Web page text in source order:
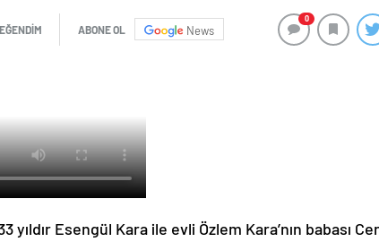
ABONE OL News
0
yıldır Esengül Kara ile evli Özlem Kara’nın babası